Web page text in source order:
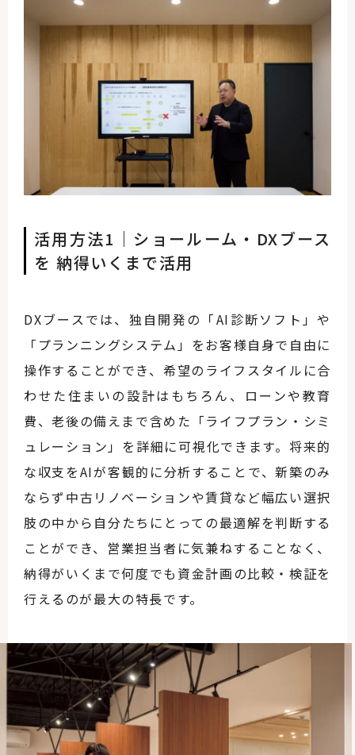
活用方法1｜ショールーム・DXブース
を 納得いくまで活用
DXブースでは、独自開発の「AI診断ソフト」や
「プランニングシステム」をお客様自身で自由に
操作することができ、希望のライフスタイルに合
わせた住まいの設計はもちろん、ローンや教育
費、老後の備えまで含めた「ライフプラン・シミ
ュレーション」を詳細に可視化できます。将来的
な収支をAIが客観的に分析することで、新築のみ
ならず中古リノベーションや賃貸など幅広い選択
肢の中から自分たちにとっての最適解を判断する
ことができ、営業担当者に気兼ねすることなく、
納得がいくまで何度でも資金計画の比較・検証を
行えるのが最大の特長です。